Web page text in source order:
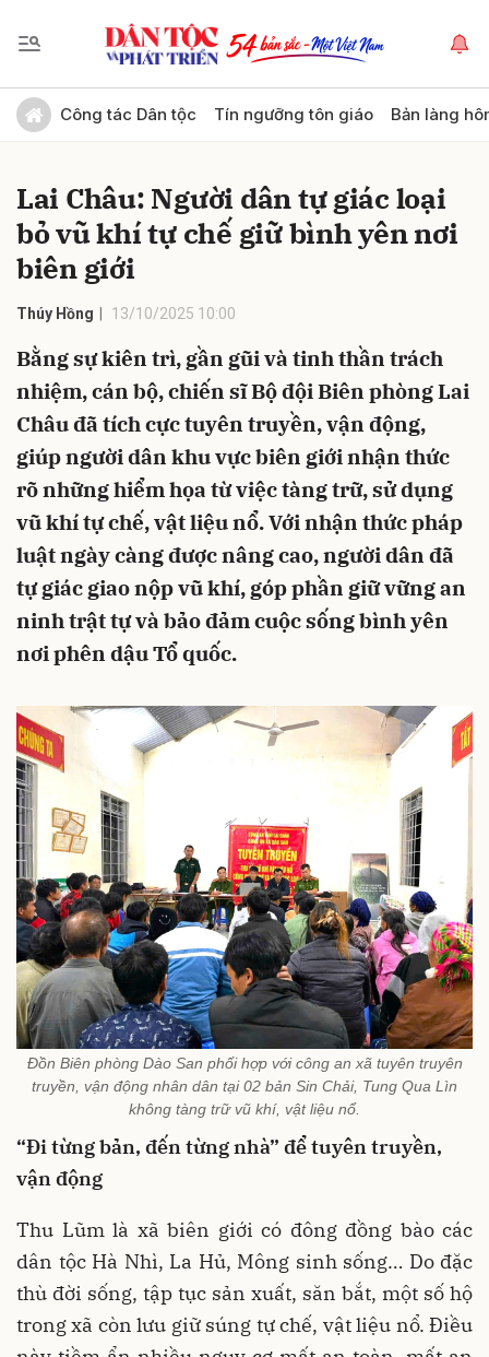
Công tác Dân tộc Tín ngưỡng tôn giáo Bản làng
Lai Châu: Người dân tự giác loại
bỏ vũ khí tự chế giữ bình yên nơi
biên giới
Thúy Hồng 13/10/2025 10:00
Bằng sự kiên trì, gần gũi và tinh thần trách
nhiệm, cán bộ, chiến sĩ Bộ đội Biên phòng Lai
Châu đã tích cực tuyên truyền, vận động,
giúp người dân khu vực biên giới nhận thức
rõ những hiểm họa từ việc tàng trữ, sử dụng
vũ khí tự chế, vật liệu nổ. Với nhận thức pháp
luật ngày càng được nâng cao, người dân đã
tự giác giao nộp vũ khí, góp phần giữ vững an
ninh trật tự và bảo đảm cuộc sống bình yên
nơi phên dậu Tổ quốc.
Đồn Biên phòng Dào San phối hợp với công an xã tuyên truyên
truyền, vận động nhân dân tại 02 bản Sin Chải, Tung Qua Lìn
không tàng trữ vũ khí, vật liệu nổ.
“Đi từng bản, đến từng nhà” để tuyên truyền,
vận động
Thu Lũm là xã biên giới có đông đồng bào các
dân tộc Hà Nhì, La Hủ, Mông sinh sống… Do đặc
thù đời sống, tập tục sản xuất, săn bắt, một số hộ
trong xã còn lưu giữ súng tự chế, vật liệu nổ. Điều
Gửi bình luận